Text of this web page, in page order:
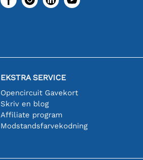
EKSTRA SERVICE
Opencircuit Gavekort
Skriv en blog
Affiliate program
Modstandsfarvekodning